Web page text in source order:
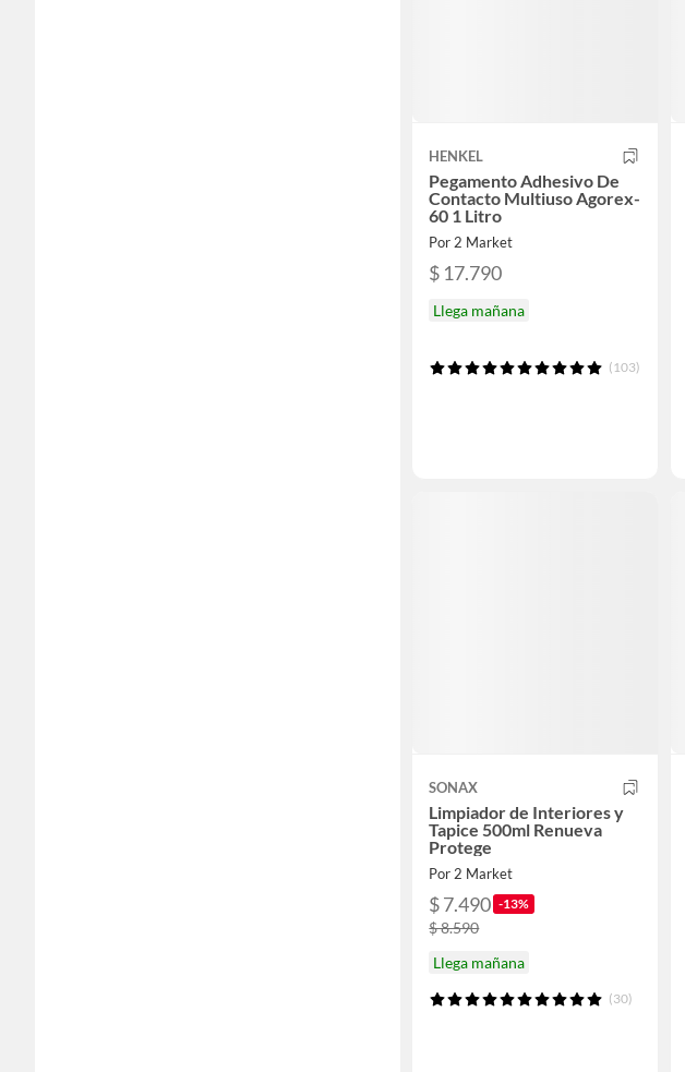
HENKEL
Pegamento Adhesivo De
Contacto Multiuso Agorex-
60 1 Litro
Por 2 Market
$ 17.790
Llega mañana
(103)
SONAX
Limpiador de Interiores y
Tapice 500ml Renueva
Protege
Por 2 Market
$ 7.490 -13%
$ 8.590
Llega mañana
(30)